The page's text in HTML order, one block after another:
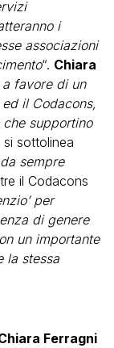
i
associazioni
“. Chiara
favore di un
il Codacons,
supportino
si sottolinea
sempre
il Codacons
per
di genere
un importante
la stessa
Ferragni